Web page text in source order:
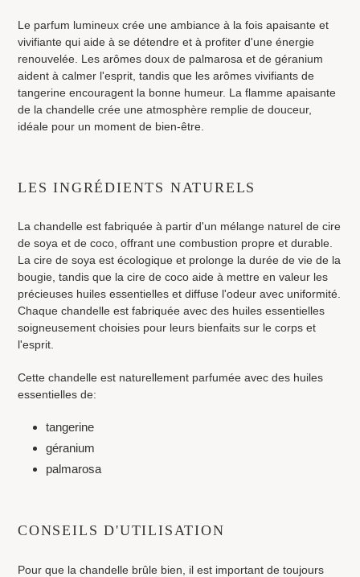
Le parfum lumineux crée une ambiance à la fois apaisante et
vivifiante qui aide à se détendre et à profiter d'une énergie
renouvelée. Les arômes doux de palmarosa et de géranium
aident à calmer l'esprit, tandis que les arômes vivifiants de
tangerine encouragent la bonne humeur. La flamme apaisante
de la chandelle crée une atmosphère remplie de douceur,
idéale pour un moment de bien-être.
LES INGRÉDIENTS NATURELS
La chandelle est fabriquée à partir d'un mélange naturel de cire
de soya et de coco, offrant une combustion propre et durable.
La cire de soya est écologique et prolonge la durée de vie de la
bougie, tandis que la cire de coco aide à mettre en valeur les
précieuses huiles essentielles et diffuse l'odeur avec uniformité.
Chaque chandelle est fabriquée avec des huiles essentielles
soigneusement choisies pour leurs bienfaits sur le corps et
l'esprit.
Cette chandelle est naturellement parfumée avec des huiles
essentielles de:
tangerine
géranium
palmarosa
CONSEILS D'UTILISATION
Pour que la chandelle brûle bien, il est important de toujours